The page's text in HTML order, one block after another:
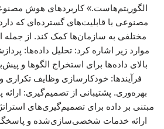
الگوریتم‌هاست.» کاربردهای هوش
مصنوعی با قابلیت‌های گسترده‌ای که
مختلفی به سازمان‌ها کمک کند. از جمله
موارد زیر اشاره کرد: تحلیل داده‌ها:
بالای داده‌ها برای استخراج الگوها و
فرآیندها: خودکارسازی وظایف تکراری
بهره‌وری. پشتیبانی از تصمیم‌گیری: ارائه
مبتنی بر داده برای تصمیم‌گیری‌های
ارائه خدمات شخصی‌سازی‌شده و